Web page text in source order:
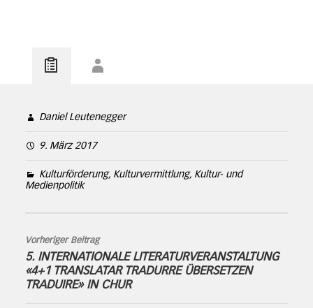
Daniel Leutenegger
9. März 2017
Kulturförderung, Kulturvermittlung, Kultur- und
Medienpolitik
Vorheriger Beitrag
5. INTERNATIONALE LITERATURVERANSTALTUNG
«4+1 TRANSLATAR TRADURRE ÜBERSETZEN
TRADUIRE» IN CHUR